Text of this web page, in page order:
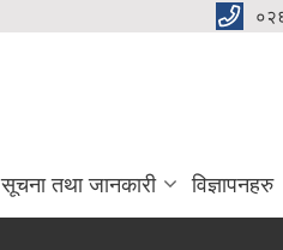
सूचना तथा जानकारी विज्ञापनहरु